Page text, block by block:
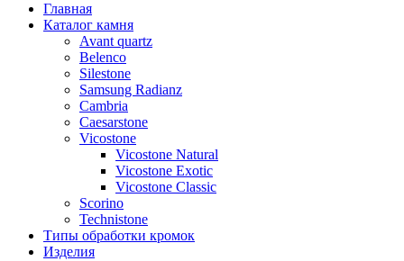
Главная
Каталог камня
Avant quartz
Belenco
Silestone
Samsung Radianz
Сambria
Сaesarstone
Vicostone
Vicostone Natural
Vicostone Exotic
Vicostone Classic
Scorino
Technistone
Типы обработки кромок
Изделия